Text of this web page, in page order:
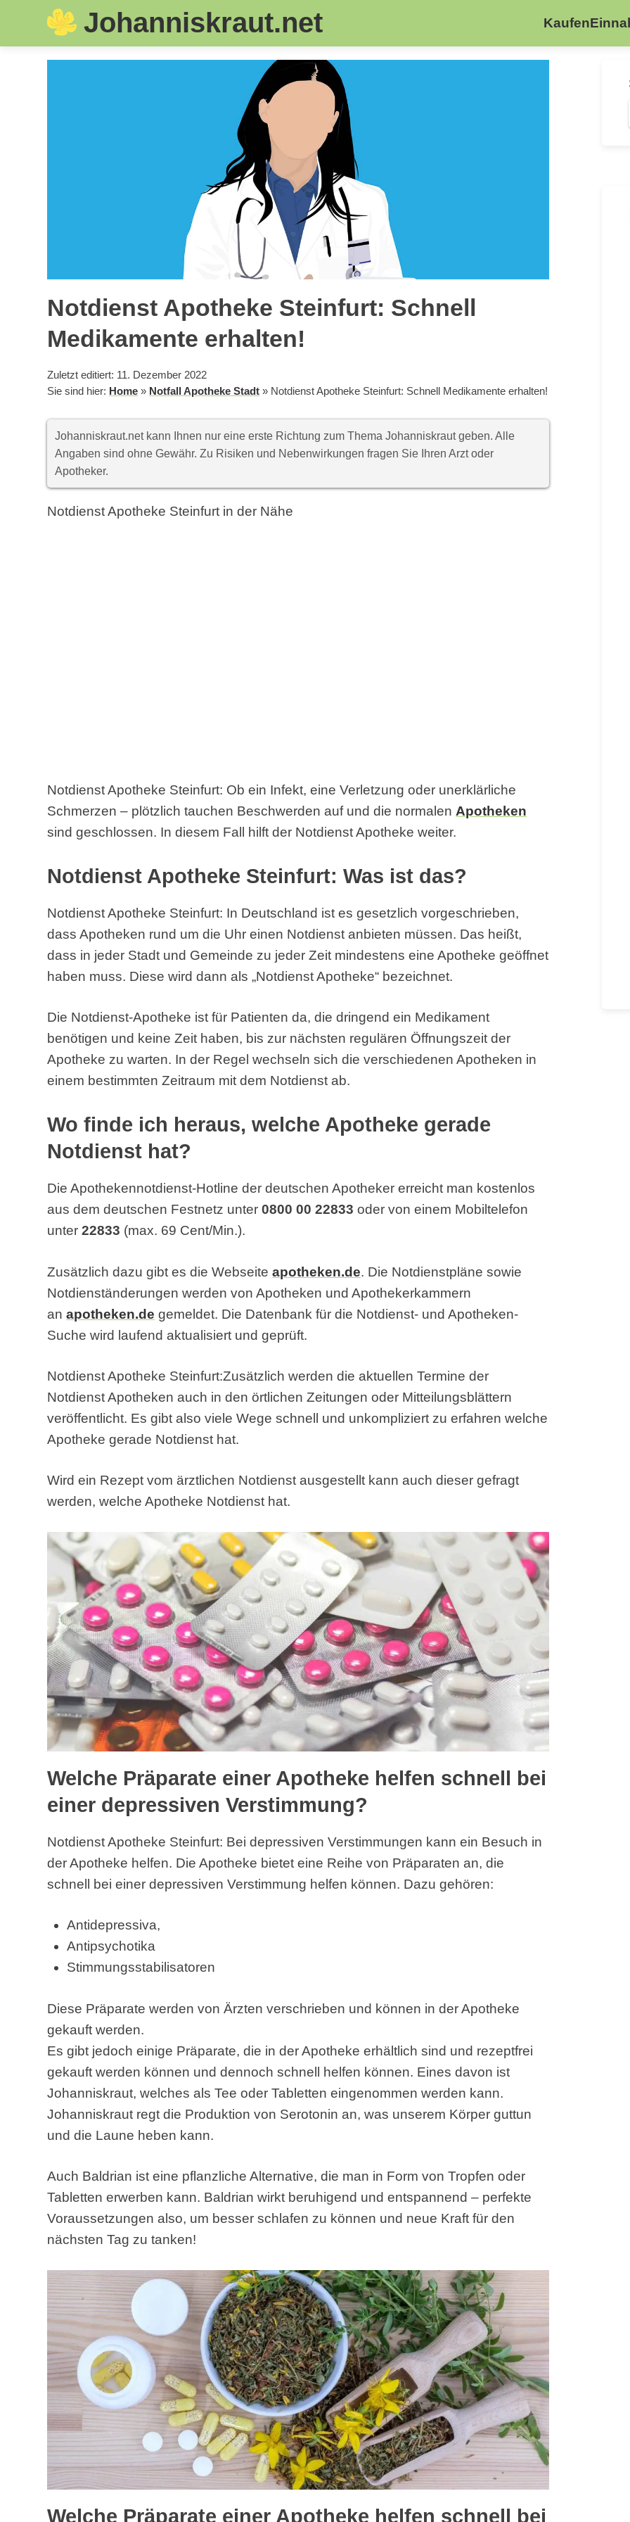
Johanniskraut.net Kaufen
Notdienst Apotheke Steinfurt: Schnell
Medikamente erhalten!
Zuletzt editiert: 11. Dezember 2022
Sie sind hier: Home » Notfall Apotheke Stadt » Notdienst Apotheke Steinfurt: Schnell Medikamente erhalten!
Johanniskraut.net kann Ihnen nur eine erste Richtung zum Thema Johanniskraut geben. Alle
Angaben sind ohne Gewähr. Zu Risiken und Nebenwirkungen fragen Sie Ihren Arzt oder
Apotheker.
Notdienst Apotheke Steinfurt in der Nähe
Notdienst Apotheke Steinfurt: Ob ein Infekt, eine Verletzung oder unerklärliche
Schmerzen – plötzlich tauchen Beschwerden auf und die normalen Apotheken
sind geschlossen. In diesem Fall hilft der Notdienst Apotheke weiter.
Notdienst Apotheke Steinfurt: Was ist das?
Notdienst Apotheke Steinfurt: In Deutschland ist es gesetzlich vorgeschrieben,
dass Apotheken rund um die Uhr einen Notdienst anbieten müssen. Das heißt,
dass in jeder Stadt und Gemeinde zu jeder Zeit mindestens eine Apotheke geöffnet
haben muss. Diese wird dann als „Notdienst Apotheke“ bezeichnet.
Die Notdienst-Apotheke ist für Patienten da, die dringend ein Medikament
benötigen und keine Zeit haben, bis zur nächsten regulären Öffnungszeit der
Apotheke zu warten. In der Regel wechseln sich die verschiedenen Apotheken in
einem bestimmten Zeitraum mit dem Notdienst ab.
Wo finde ich heraus, welche Apotheke gerade
Notdienst hat?
Die Apothekennotdienst-Hotline der deutschen Apotheker erreicht man kostenlos
aus dem deutschen Festnetz unter0800 00 22833 oder von einem Mobiltelefon
unter22833 (max. 69 Cent/Min.).
Zusätzlich dazu gibt es die Webseiteapotheken.de. Die Notdienstpläne sowie
Notdienständerungen werden von Apotheken und Apothekerkammern
anapotheken.de gemeldet. Die Datenbank für die Notdienst- und Apotheken-
Suche wird laufend aktualisiert und geprüft.
Notdienst Apotheke Steinfurt:Zusätzlich werden die aktuellen Termine der
Notdienst Apotheken auch in den örtlichen Zeitungen oder Mitteilungsblättern
veröffentlicht. Es gibt also viele Wege schnell und unkompliziert zu erfahren welche
Apotheke gerade Notdienst hat.
Wird ein Rezept vom ärztlichen Notdienst ausgestellt kann auch dieser gefragt
werden, welche Apotheke Notdienst hat.
Welche Präparate einer Apotheke helfen schnell bei
einer depressiven Verstimmung?
Notdienst Apotheke Steinfurt: Bei depressiven Verstimmungen kann ein Besuch in
der Apotheke helfen. Die Apotheke bietet eine Reihe von Präparaten an, die
schnell bei einer depressiven Verstimmung helfen können. Dazu gehören:
Antidepressiva,
Antipsychotika
Stimmungsstabilisatoren
Diese Präparate werden von Ärzten verschrieben und können in der Apotheke
gekauft werden.
Es gibt jedoch einige Präparate, die in der Apotheke erhältlich sind und rezeptfrei
gekauft werden können und dennoch schnell helfen können. Eines davon ist
Johanniskraut, welches als Tee oder Tabletten eingenommen werden kann.
Johanniskraut regt die Produktion von Serotonin an, was unserem Körper guttun
und die Laune heben kann.
Auch Baldrian ist eine pflanzliche Alternative, die man in Form von Tropfen oder
Tabletten erwerben kann. Baldrian wirkt beruhigend und entspannend – perfekte
Voraussetzungen also, um besser schlafen zu können und neue Kraft für den
nächsten Tag zu tanken!
Welche Präparate einer Apotheke helfen schnell bei